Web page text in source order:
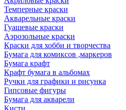
Темперные краски
Акварельные краски
Гуашевые краски
Аэрозольные краски
Краски для хобби и творчества
Бумага для комиксов ,маркеров
Бумага крафт
Крафт бумага в альбомах
Ручки для графики и рисунка
Гипсовые фигуры
Бумага для акварели
Кисти